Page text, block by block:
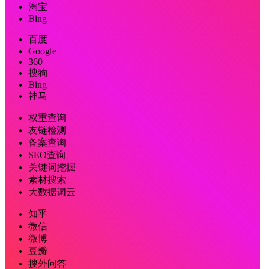
淘宝
Bing
百度
Google
360
搜狗
Bing
神马
权重查询
友链检测
备案查询
SEO查询
关键词挖掘
素材搜索
大数据词云
知乎
微信
微博
豆瓣
搜外问答